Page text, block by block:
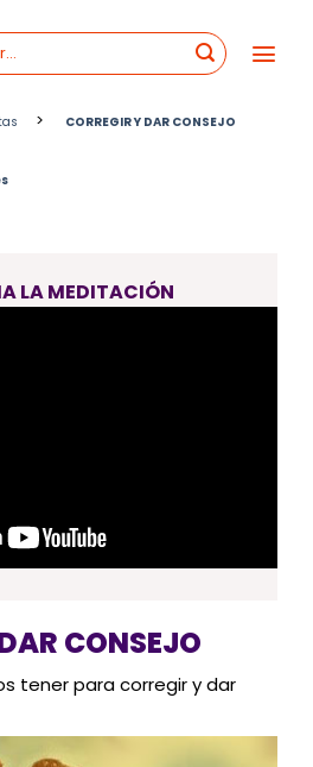
> CORREGIR Y DAR CONSEJO
LA MEDITACIÓN
CONSEJO
tener para corregir y dar